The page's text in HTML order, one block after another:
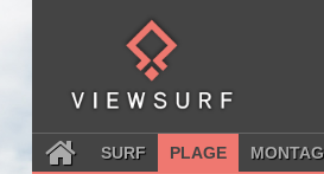
SURF PLAGE